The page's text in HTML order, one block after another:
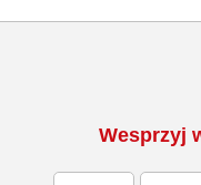
Wesprzyj